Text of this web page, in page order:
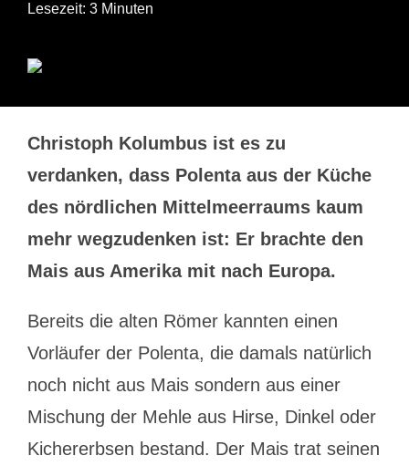
Lesezeit: 3 Minuten
Christoph Kolumbus ist es zu
verdanken, dass Polenta aus der Küche
des nördlichen Mittelmeerraums kaum
mehr wegzudenken ist: Er brachte den
Mais aus Amerika mit nach Europa.
Bereits die alten Römer kannten einen
Vorläufer der Polenta, die damals natürlich
noch nicht aus Mais sondern aus einer
Mischung der Mehle aus Hirse, Dinkel oder
Kichererbsen bestand. Der Mais trat seinen